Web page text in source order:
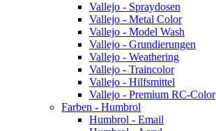
Vallejo - Spraydosen
Vallejo - Metal Color
Vallejo - Model Wash
Vallejo - Grundierungen
Vallejo - Weathering
Vallejo - Traincolor
Vallejo - Hilfsmittel
Vallejo - Premium RC-Color
Farben - Humbrol
Humbrol - Email